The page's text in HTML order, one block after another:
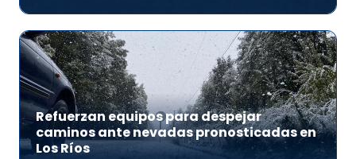
Refuerzan equipos para despejar
caminos ante nevadas pronosticadas en
Los Ríos